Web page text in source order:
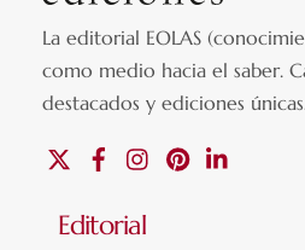
La editorial EOLAS
como medio hacia el saber.
destacados y ediciones únicas
FacebookInstagramPinterest
Editorial